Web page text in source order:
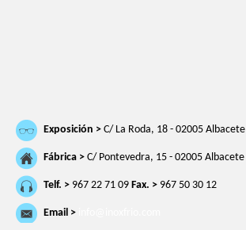
Exposición > C/ La Roda, 18 - 02005 Albacete
Fábrica > C/ Pontevedra, 15 - 02005 Albacete
Telf. > 967 22 71 09 Fax. > 967 50 30 12
Email >